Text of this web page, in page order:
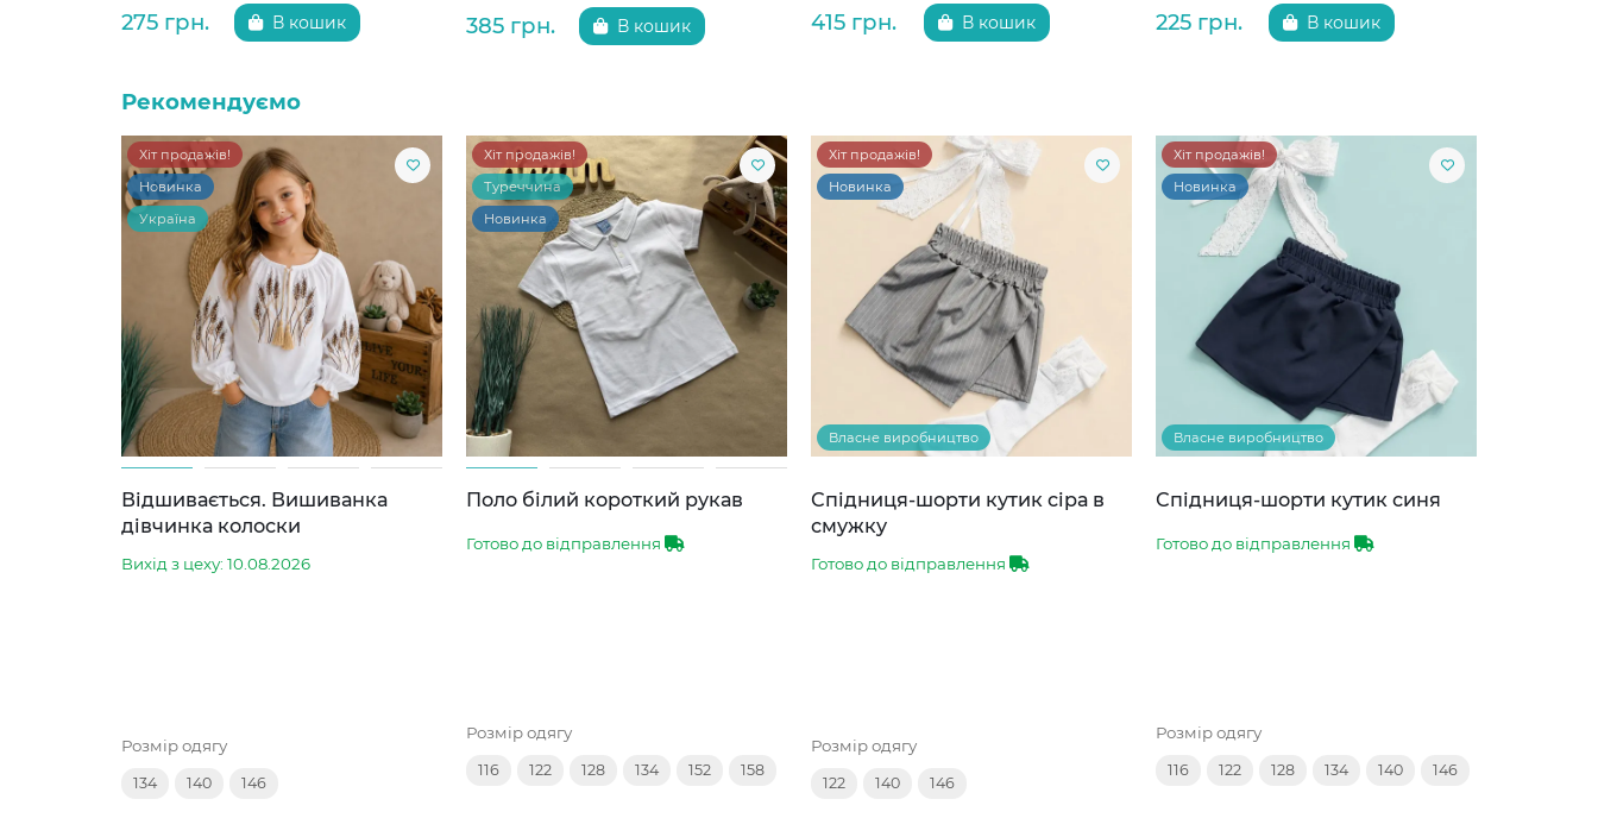
275 грн. В кошик 385 грн. В кошик 415 грн. В кошик 225 грн. В кошик
Рекомендуємо
Хіт продажів!
Новинка
Україна
Відшивається. Вишиванка
дівчинка колоски
Вихід з цеху: 10.08.2026
Розмір одягу
134 140 146
Хіт продажів!
Туреччина
Новинка
Поло білий короткий рукав
Готово до відправлення
Розмір одягу
116 122 128 134 152 158
Хіт продажів!
Новинка
Власне виробництво
Спідниця-шорти кутик сіра в
смужку
Готово до відправлення
Розмір одягу
122 140 146
Хіт продажів!
Новинка
Власне виробництво
Спідниця-шорти кутик синя
Готово до відправлення
Розмір одягу
116 122 128 134 140 146